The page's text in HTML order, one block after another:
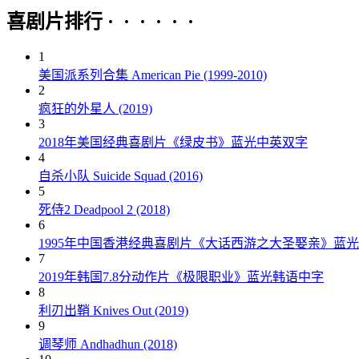
喜剧片排行 · · · · · ·
1
美国派系列合集 American Pie (1999-2010)
2
疯狂的外星人 (2019)
3
2018年美国经典喜剧片《绿皮书》蓝光中英双字
4
自杀小队 Suicide Squad (2016)
5
死侍2 Deadpool 2 (2018)
6
1995年中国香港经典喜剧片《大话西游之大圣娶亲》蓝
7
2019年韩国7.8分动作片《极限职业》蓝光韩语中字
8
利刃出鞘 Knives Out (2019)
9
调琴师 Andhadhun (2018)